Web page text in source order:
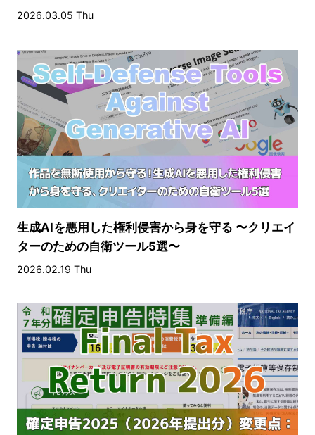
2026.03.05 Thu
生成AIを悪用した権利侵害から身を守る 〜クリエイ
ターのための自衛ツール5選〜
2026.02.19 Thu